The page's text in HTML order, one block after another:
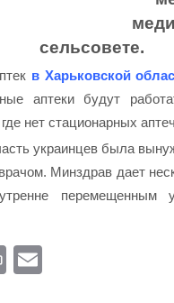
сельсовете.
в Харьковской
аптеки будут
нет стационарных
украинцев была
Минздрав дает
перемещенным
Pr